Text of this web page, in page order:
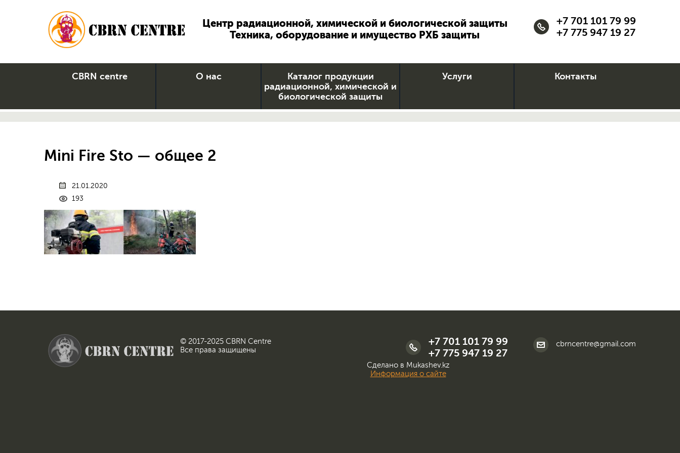
Центр радиационной, химической и биологической защиты
Техника, оборудование и имущество РХБ защиты
+7 701 101 79 99
+7 775 947 19 27
CBRN centre О нас
Каталог продукции
радиационной, химической и
биологической защиты
Услуги Контакты
Mini Fire Sto — общее 2
21.01.2020
193
cbrncentre@gmail.com
+7 701 101 79 99
+7 775 947 19 27
© 2017-2025 CBRN Centre
Все права защищены
Сделано в Mukashev.kz
Информация о сайте